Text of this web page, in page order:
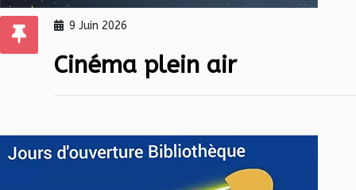
9 Juin 2026
Cinéma plein air